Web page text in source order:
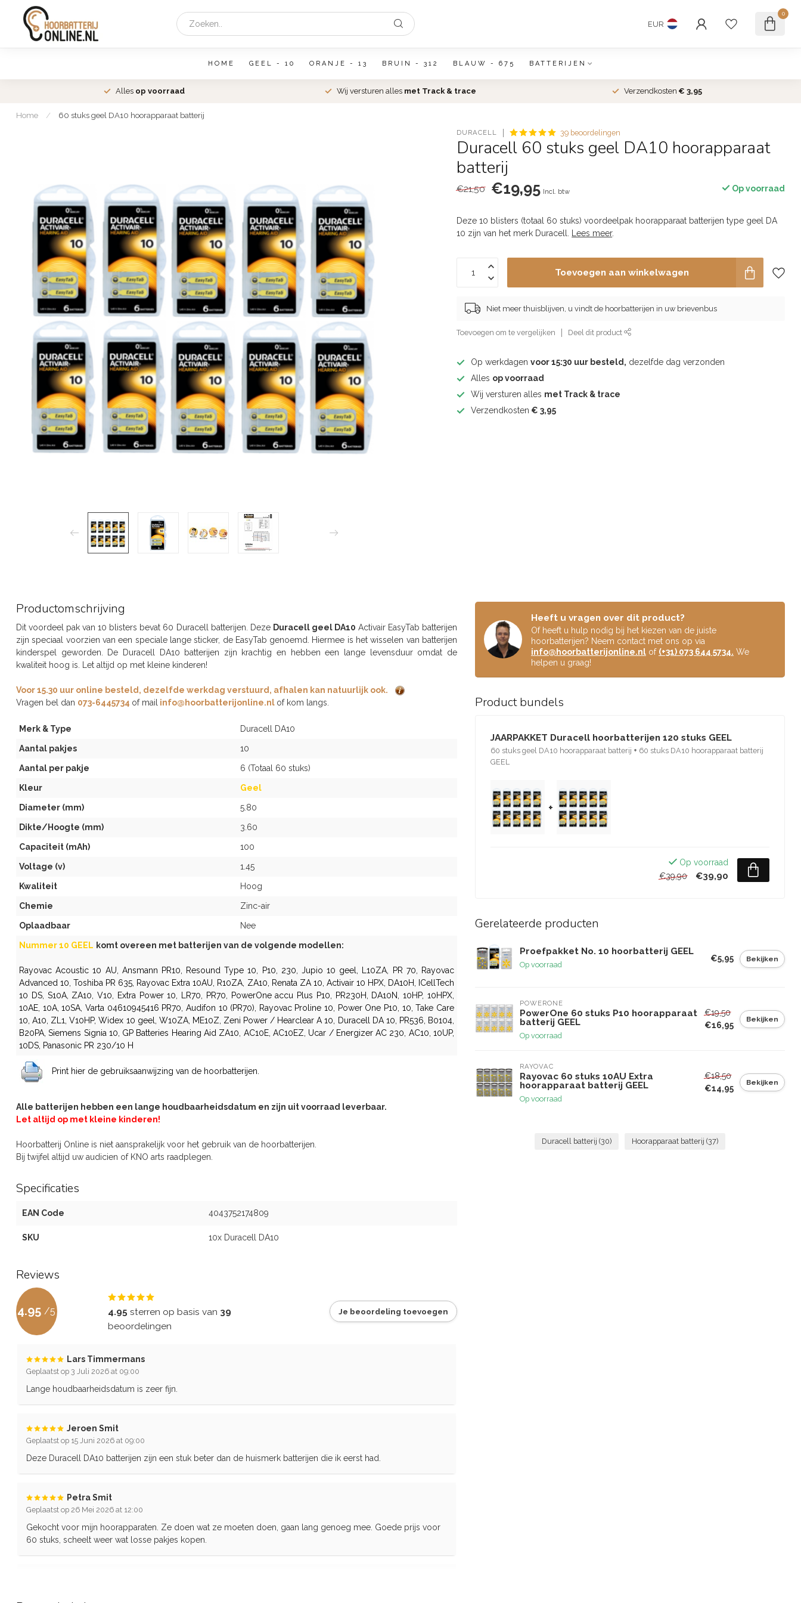
EUR
0
HOME GEEL - 10 ORANJE - 13 BRUIN - 312 BLAUW - 675 BATTERIJEN
Alles op voorraad Wij versturen alles met Track & trace Verzendkosten € 3,95
Home / 60 stuks geel DA10 hoorapparaat batterij
DURACELL 39 beoordelingen
Duracell 60 stuks geel DA10 hoorapparaat
batterij
€21,50 €19,95 Incl. btw Op voorraad
Deze 10 blisters (totaal 60 stuks) voordeelpak hoorapparaat batterijen type geel DA
10 zijn van het merk Duracell.
Lees meer.
Toevoegen aan winkelwagen
Niet meer thuisblijven, u vindt de hoorbatterijen in uw brievenbus
Toevoegen om te vergelijken Deel dit product
Op werkdagenvoor 15:30 uur besteld, dezelfde dag verzonden
Alles op voorraad
Wij versturen alles met Track & trace
Verzendkosten € 3,95
Productomschrijving
Dit voordeel pak van 10 blisters bevat 60 Duracell batterijen. Deze Duracell geel DA10 Activair EasyTab batterijen
zijn speciaal voorzien van een speciale lange sticker, de EasyTab genoemd. Hiermee is het wisselen van batterijen
kinderspel geworden. De Duracell DA10 batterijen zijn krachtig en hebben een lange levensduur omdat de
kwaliteit hoog is. Let altijd op met kleine kinderen!
Voor 15.30 uur online besteld, dezelfde werkdag verstuurd, afhalen kan natuurlijk ook.
Vragen bel dan 073-6445734 of mail info@hoorbatterijonline.nl of kom langs.
Merk & Type Duracell DA10
Aantal pakjes 10
Aantal per pakje 6 (Totaal 60 stuks)
Kleur Geel
Diameter (mm) 5.80
Dikte/Hoogte (mm) 3.60
Capaciteit (mAh) 100
Voltage (v) 1.45
Kwaliteit Hoog
Chemie Zinc-air
Oplaadbaar Nee
Nummer 10 GEEL komt overeen met batterijen van de volgende modellen:
Rayovac Acoustic 10 AU , Ansmann PR10, Resound Type 10, P10, 230, Jupio 10 geel, L10ZA, PR 70, Rayovac
Advanced 10, Toshiba PR 635, Rayovac Extra 10AU , R10ZA, ZA10, Renata ZA 10, Activair 10 HPX, DA10H, ICellTech
10 DS, S10A, ZA10, V10, Extra Power 10, LR70, PR70,
PowerOne accu Plus P10 , PR230H, DA10N, 10HP, 10HPX,
10AE, 10A, 10SA, Varta 04610945416 PR70, Audifon 10 (PR70), Rayovac Proline 10,
Power One P10 , 10, Take Care
10, A10, ZL1, V10HP, Widex 10 geel, W10ZA, ME10Z, Zeni Power / Hearclear A 10,
Duracell DA 10 , PR536, B0104,
B20PA, Siemens Signia 10, GP Batteries Hearing Aid ZA10, AC10E, AC10EZ, Ucar / Energizer AC 230, AC10, 10UP,
10DS, Panasonic PR 230/10 H
Print hier de gebruiksaanwijzing van de hoorbatterijen.
Alle batterijen hebben een lange houdbaarheidsdatum en zijn uit voorraad leverbaar.
Let altijd op met kleine kinderen!
Hoorbatterij Online is niet aansprakelijk voor het gebruik van de hoorbatterijen.
Bij twijfel altijd uw audicien of KNO arts raadplegen.
Specificaties
EAN Code 4043752174809
SKU 10x Duracell DA10
Reviews
4.95 /5 4.95 sterren op basis van 39
beoordelingen
Je beoordeling toevoegen
Lars Timmermans
Geplaatst op 3 Juli 2026 at 09:00
Lange houdbaarheidsdatum is zeer fijn.
Jeroen Smit
Geplaatst op 15 Juni 2026 at 09:00
Deze Duracell DA10 batterijen zijn een stuk beter dan de huismerk batterijen die ik eerst had.
Petra Smit
Geplaatst op 26 Mei 2026 at 12:00
Gekocht voor mijn hoorapparaten. Ze doen wat ze moeten doen, gaan lang genoeg mee. Goede prijs voor
60 stuks, scheelt weer wat losse pakjes kopen.
Heeft u vragen over dit product?
Of heeft u hulp nodig bij het kiezen van de juiste
hoorbatterijen? Neem contact met ons op via
info@hoorbatterijonline.nl of (+31) 073 644 5734. We
helpen u graag!
Product bundels
JAARPAKKET Duracell hoorbatterijen 120 stuks GEEL
60 stuks geel DA10 hoorapparaat batterij + 60 stuks DA10 hoorapparaat batterij
GEEL
+
Op voorraad
€39,90
€39,90
Gerelateerde producten
Proefpakket No. 10 hoorbatterij GEEL
Op voorraad
€5,95 Bekijken
POWERONE
PowerOne 60 stuks P10 hoorapparaat
batterij GEEL
Op voorraad
€19,50
€16,95
Bekijken
RAYOVAC
Rayovac 60 stuks 10AU Extra
hoorapparaat batterij GEEL
Op voorraad
€18,50
€14,95
Bekijken
Duracell batterij (30) Hoorapparaat batterij (37)